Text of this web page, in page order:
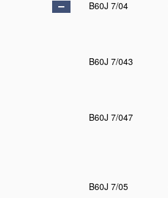
B60J 7/04
B60J 7/043
B60J 7/047
B60J 7/05